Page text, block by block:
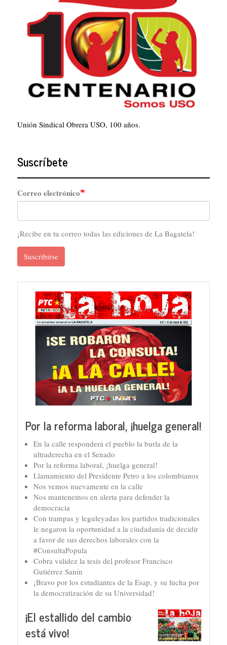
Unión Sindical Obrera USO, 100 años.
Suscríbete
Correo electrónico
¡Recibe en tu correo todas las ediciones de La Bagatela!
Suscribirse
Por la reforma laboral, ¡huelga general!
En la calle responderá el pueblo la burla de la
ultraderecha en el Senado
Por la reforma laboral, ¡huelga general!
Llamamiento del Presidente Petro a los colombianos
Nos vemos nuevamente en la calle
Nos mantenemos en alerta para defender la
democracia
Con trampas y leguleyadas los partidos tradicionales
le negaron la oportunidad a la ciudadanía de decidir
a favor de sus derechos laborales con la
#ConsultaPopula
Cobra validez la tesis del profesor Francisco
Gutiérrez Sanín
¡Bravo por los estudiantes de la Esap, y su lucha por
la democratización de su Universidad!
¡El estallido del cambio
está vivo!